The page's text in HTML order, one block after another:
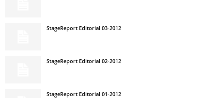
StageReport Editorial 03-2012
StageReport Editorial 02-2012
StageReport Editorial 01-2012